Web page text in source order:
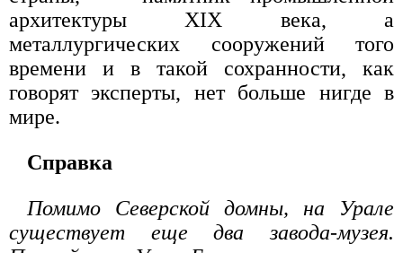
архитектуры XIX века, а
металлургических сооружений того
времени и в такой сохранности, как
говорят эксперты, нет больше нигде в
мире.
Справка
Помимо Северской домны, на Урале
существует еще два завода-музея.